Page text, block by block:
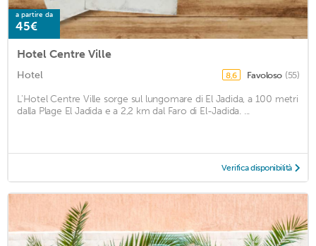
a partire da
45€
Hotel Centre Ville
Hotel 8,6 Favoloso (55)
L'Hotel Centre Ville sorge sul lungomare di El Jadida, a 100 metri
dalla Plage El Jadida e a 2,2 km dal Faro di El-Jadida. ...
Verifica disponibilità